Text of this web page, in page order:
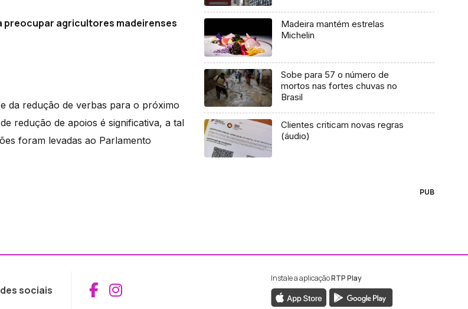
preocupar agricultores madeirenses
da redução de verbas para o próximo
redução de apoios é significativa, a tal
foram levadas ao Parlamento
Madeira mantém estrelas
Michelin
Sobe para 57 o número de
mortos nas fortes chuvas no
Brasil
Clientes criticam novas regras
(áudio)
PUB
sociais Aceder ao Facebook da RTP Madeira
Aceder ao Instagram da RTP Madeira
Instale a aplicaçãoRTP Play